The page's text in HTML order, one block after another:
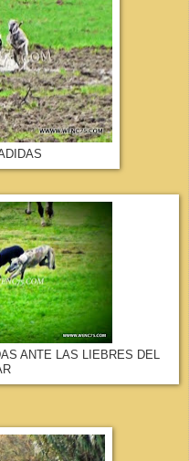
ANTE LAS LIEBRES DEL